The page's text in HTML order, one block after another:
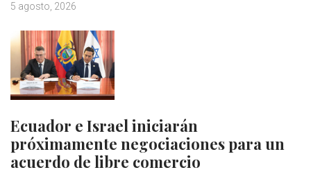
5 agosto, 2026
Ecuador e Israel iniciarán
próximamente negociaciones para un
acuerdo de libre comercio